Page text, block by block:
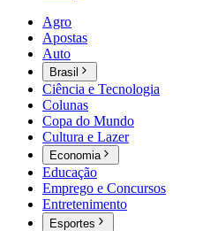
Agro
Apostas
Auto
Brasil
Ciência e Tecnologia
Colunas
Copa do Mundo
Cultura e Lazer
Economia
Educação
Emprego e Concursos
Entretenimento
Esportes